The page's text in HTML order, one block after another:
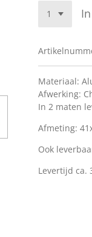
Materiaal:
Afwerking:
In 2 maten
Afmeting:
Ook
Levertijd ca.